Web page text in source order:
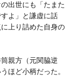
出世にも「たまた
よ」と謙虚に話
上り詰めた自身の
親方（元関脇逆
ほど小柄だった。